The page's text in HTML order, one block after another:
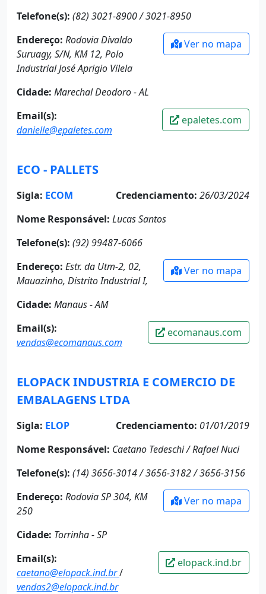
Telefone(s): (82) 3021-8900 / 3021-8950
Endereço: Rodovia Divaldo
Suruagy, S/N, KM 12, Polo
Industrial José Aprigio Vilela
Cidade: Marechal Deodoro - AL
Ver no mapa
Email(s):
danielle@epaletes.com
epaletes.com
ECO - PALLETS
Sigla: ECOM Credenciamento: 26/03/2024
Nome Responsável: Lucas Santos
Telefone(s): (92) 99487-6066
Endereço: Estr. da Utm-2, 02,
Mauazinho, Distrito Industrial I,
Cidade: Manaus - AM
Ver no mapa
Email(s):
vendas@ecomanaus.com
ecomanaus.com
ELOPACK INDUSTRIA E COMERCIO DE
EMBALAGENS LTDA
Sigla: ELOP Credenciamento: 01/01/2019
Nome Responsável: Caetano Tedeschi / Rafael Nuci
Telefone(s): (14) 3656-3014 / 3656-3182 / 3656-3156
Endereço: Rodovia SP 304, KM
250
Cidade: Torrinha - SP
Ver no mapa
Email(s):
caetano@elopack.ind.br/
vendas2@elopack.ind.br
elopack.ind.br